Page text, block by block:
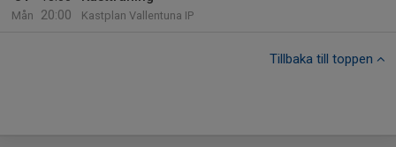
Mån
20:00
Kastplan Vallentuna IP
Tillbaka till toppen